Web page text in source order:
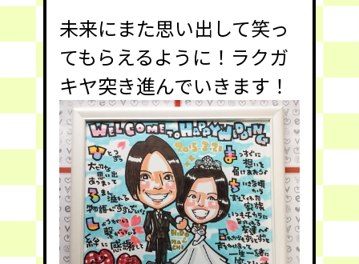
未来にまた思い出して笑っ
てもらえるように！ラクガ
キヤ突き進んでいきます！